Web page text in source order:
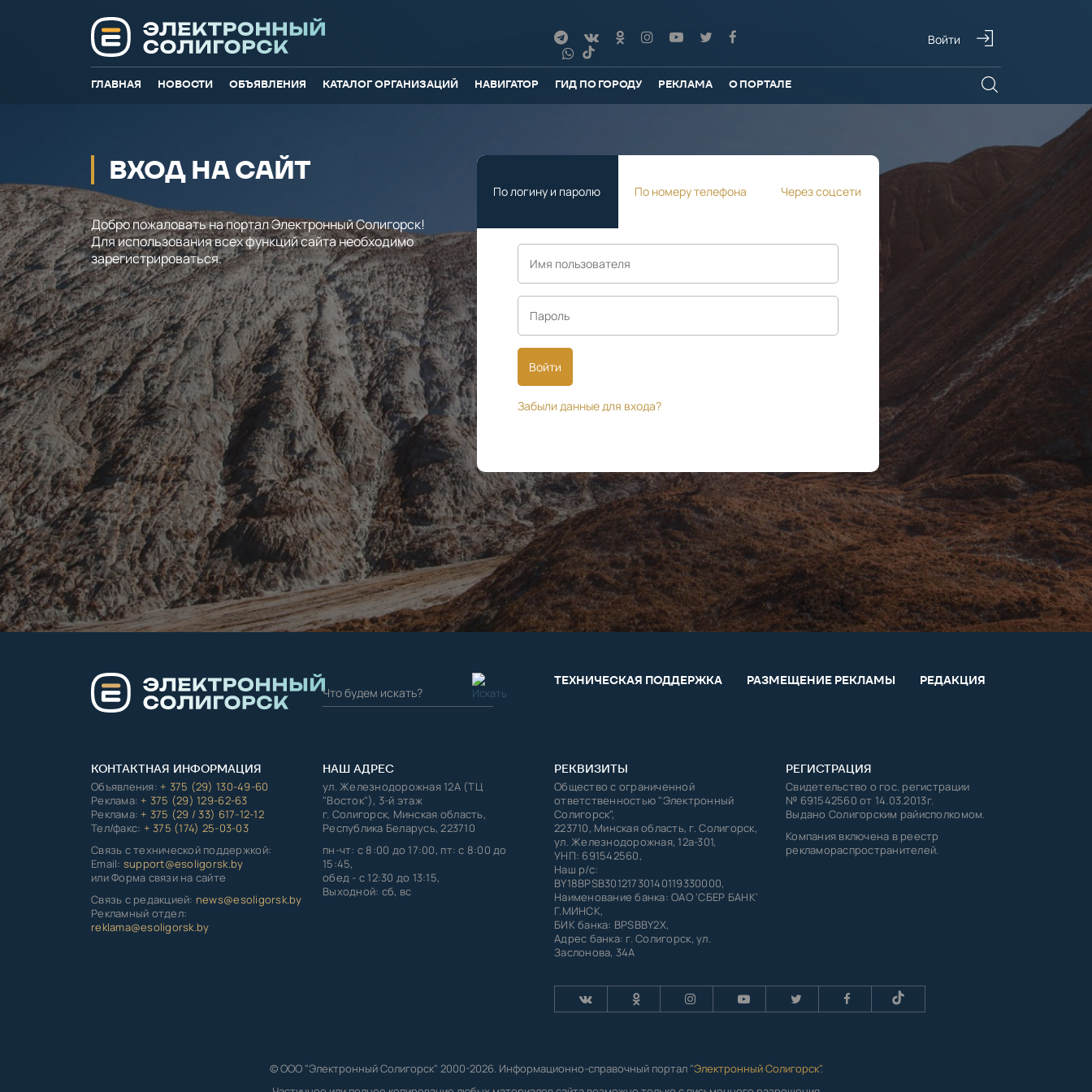
Войти
ГЛАВНАЯ НОВОСТИ ОБЪЯВЛЕНИЯ КАТАЛОГ ОРГАНИЗАЦИЙ НАВИГАТОР ГИД ПО ГОРОДУ РЕКЛАМА О ПОРТАЛЕ
ВХОД НА САЙТ
Добро пожаловать на портал Электронный Солигорск!
Для использования всех функций сайта необходимо
зарегистрироваться.
По логину и паролю По номеру телефона Через соцсети
Войти
Забыли данные для входа?
ТЕХНИЧЕСКАЯ ПОДДЕРЖКА РАЗМЕЩЕНИЕ РЕКЛАМЫ РЕДАКЦИЯ
КОНТАКТНАЯ ИНФОРМАЦИЯ
Объявления:+ 375 (29) 130-49-60
Реклама:+ 375 (29) 129-62-63
Реклама:+ 375 (29 / 33) 617-12-12
Тел/факс: + 375 (174) 25-03-03
Связь с технической поддержкой:
Email: support@esoligorsk.by
или Форма связи на сайте
Связь с редакцией: news@esoligorsk.by
Рекламный отдел:
reklama@esoligorsk.by
НАШ АДРЕС
ул. Железнодорожная 12А (ТЦ
"Восток"), 3-й этаж
г. Солигорск, Минская область,
Республика Беларусь, 223710
пн-чт: с 8:00 до 17:00, пт: с 8:00 до
15:45,
обед - с 12:30 до 13:15,
Выходной: сб, вс
РЕКВИЗИТЫ
Общество с ограниченной
ответственностью "Электронный
Солигорск",
223710, Минская область, г. Солигорск,
ул. Железнодорожная, 12а-301,
УНП: 691542560,
Наш р/с:
BY18BPSB30121730140119330000,
Наименование банка: ОАО 'СБЕР БАНК'
Г.МИНСК,
БИК банка: BPSBBY2X,
Адрес банка: г. Солигорск, ул.
Заслонова, 34А
РЕГИСТРАЦИЯ
Свидетельство о гос. регистрации
№ 691542560 от 14.03.2013г.
Выдано Солигорским райисполкомом.
Компания включена в реестр
рекламораспространителей.
© ООО "Электронный Солигорск" 2000-2026. Информационно-справочный портал "Электронный Солигорск".